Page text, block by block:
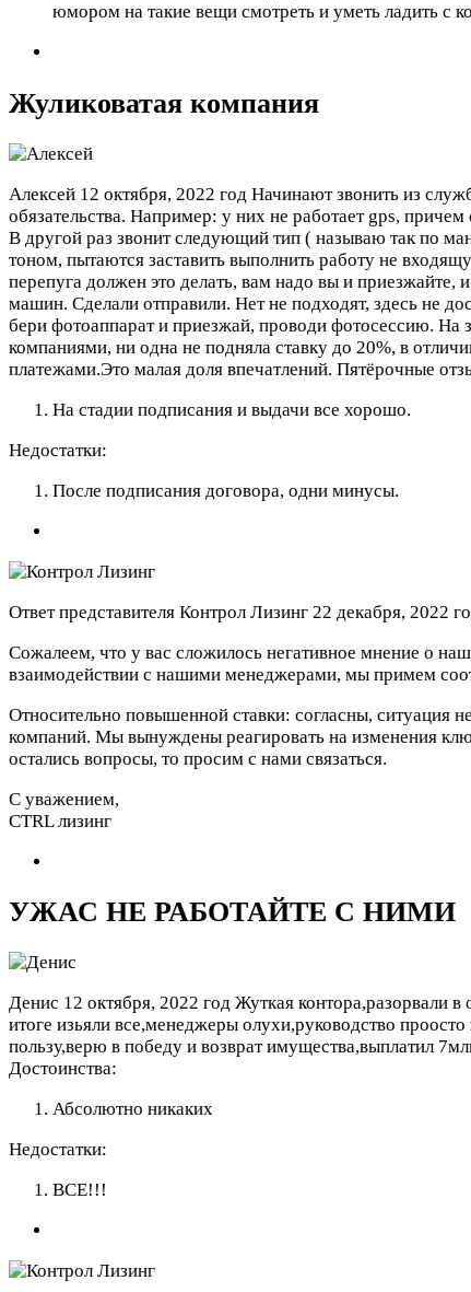
юмором на такие вещи смотреть и уметь ладить с
Жуликоватая компания
Алексей 12 октября, 2022 год Начинают звонить из
обязательства. Например: у них не работает gps,
В другой раз звонит следующий тип ( называю так по
тоном, пытаются заставить выполнить работу не
перепуга должен это делать, вам надо вы и
машин. Сделали отправили. Нет не подходят, здесь не
бери фотоаппарат и приезжай, проводи фотосессию. На
компаниями, ни одна не подняла ставку до 20%, в
платежами.Это малая доля впечатлений. Пятёрочные
На стадии подписания и выдачи все хорошо.
Недостатки:
После подписания договора, одни минусы.
Ответ представителя Контрол Лизинг 22 декабря, 2022
Cожалеем, что у вас сложилось негативное мнение о
взаимодействии с нашими менеджерами, мы примем
Относительно повышенной ставки: согласны, ситуация
компаний. Мы вынуждены реагировать на изменения
остались вопросы, то просим с нами связаться.
С уважением,
CTRL лизинг
УЖАС НЕ РАБОТАЙТЕ С НИМИ
Денис 12 октября, 2022 год Жуткая контора,разорвали в
итоге изьяли все,менеджеры олухи,руководство
пользу,верю в победу и возврат имущества,выплатил
Достоинства:
Абсолютно никаких
Недостатки:
ВСЕ!!!